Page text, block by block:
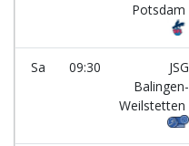
Potsdam
Sa 09:30
JSG
Balingen-
Weilstetten